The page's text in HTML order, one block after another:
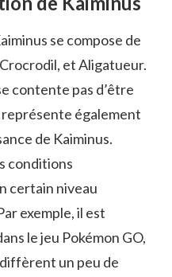
se compose de
et Aligatueur.
contente pas d’être
également
de Kaiminus.
conditions
certain niveau
exemple, il est
le jeu Pokémon GO,
un peu de